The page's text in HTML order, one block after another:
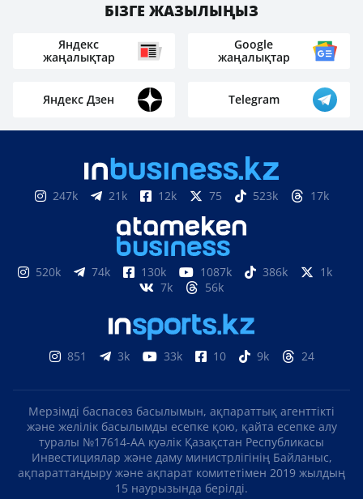
БІЗГЕ ЖАЗЫЛЫҢЫЗ
Яндекс
жаңалықтар
Google
жаңалықтар
Яндекс Дзен Telegram
247k 21k 12k 75 523k 17k
520k 74k 130k 1087k 386k
1k
7k
56k
851 3k 33k 10 9k 24
Мерзімді баспасөз басылымын, ақпараттық агенттікті
және желілік басылымды есепке қою, қайта есепке алу
туралы №17614-АА куәлік Қазақстан Республикасы
Инвестициялар және даму министрлігінің Байланыс,
ақпараттандыру және ақпарат комитетімен 2019 жылдың
15 наурызында берілді.